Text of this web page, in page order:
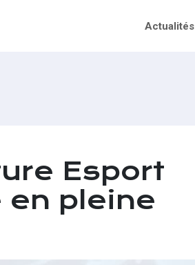
Actualités
Esport
en pleine